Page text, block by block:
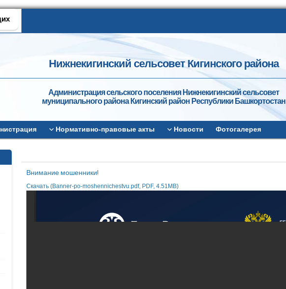
Нижнекигинский сельсовет Кигинского района
Администрация сельского поселения Нижнекигинский сельсовет
муниципального района Кигинский район Республики Башкортостан
Нормативно-правовые акты Новости Фотогалерея
Внимание мошенники!
Скачать (Banner-po-moshennichestvu.pdf, PDF, 4.51MB)